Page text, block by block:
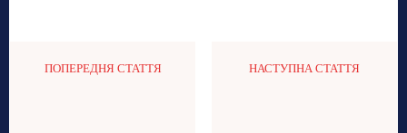
ПОПЕРЕДНЯ СТАТТЯ НАСТУПНА СТАТТЯ